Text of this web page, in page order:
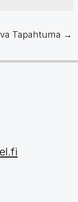
Tapahtuma →